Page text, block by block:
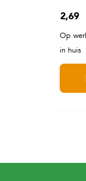
2,69
Op
in huis